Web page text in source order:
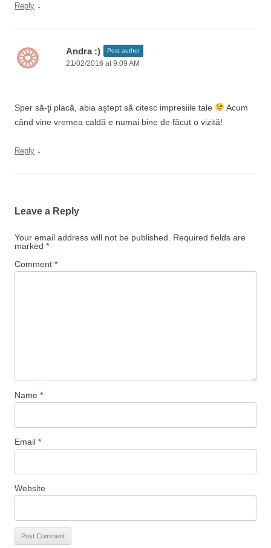
Reply ↓
Andra :) Post author
21/02/2016 at 9:09 AM
Sper să-ţi placă, abia aştept să citesc impresiile tale
Acum
când vine vremea caldă e numai bine de făcut o vizită!
Reply ↓
Leave a Reply
Your email address will not be published.
Required fields are
marked *
Comment *
Name *
Email *
Website